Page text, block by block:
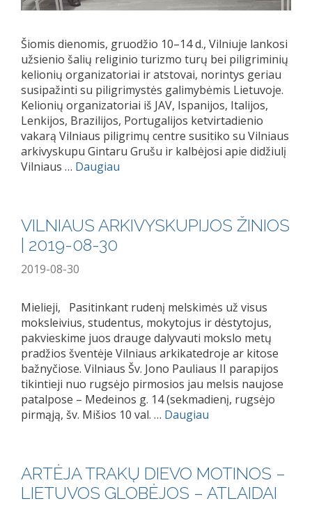
Šiomis dienomis, gruodžio 10–14 d., Vilniuje lankosi
užsienio šalių religinio turizmo turų bei piligriminių
kelionių organizatoriai ir atstovai, norintys geriau
susipažinti su piligrimystės galimybėmis Lietuvoje.
Kelionių organizatoriai iš JAV, Ispanijos, Italijos,
Lenkijos, Brazilijos, Portugalijos ketvirtadienio
vakarą Vilniaus piligrimų centre susitiko su Vilniaus
arkivyskupu Gintaru Grušu ir kalbėjosi apie didžiulį
Vilniaus … Daugiau
VILNIAUS ARKIVYSKUPIJOS ŽINIOS
| 2019-08-30
2019-08-30
Mielieji, Pasitinkant rudenį melskimės už visus
moksleivius, studentus, mokytojus ir dėstytojus,
pakvieskime juos drauge dalyvauti mokslo metų
pradžios šventėje Vilniaus arkikatedroje ar kitose
bažnyčiose. Vilniaus Šv. Jono Pauliaus II parapijos
tikintieji nuo rugsėjo pirmosios jau melsis naujose
patalpose – Medeinos g. 14 (sekmadienį, rugsėjo
pirmąją, šv. Mišios 10 val. … Daugiau
ARTĖJA TRAKŲ DIEVO MOTINOS –
LIETUVOS GLOBĖJOS – ATLAIDAI